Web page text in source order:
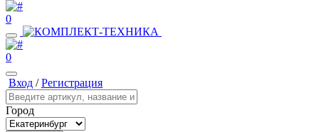
0
0
Вход /Регистрация
Город